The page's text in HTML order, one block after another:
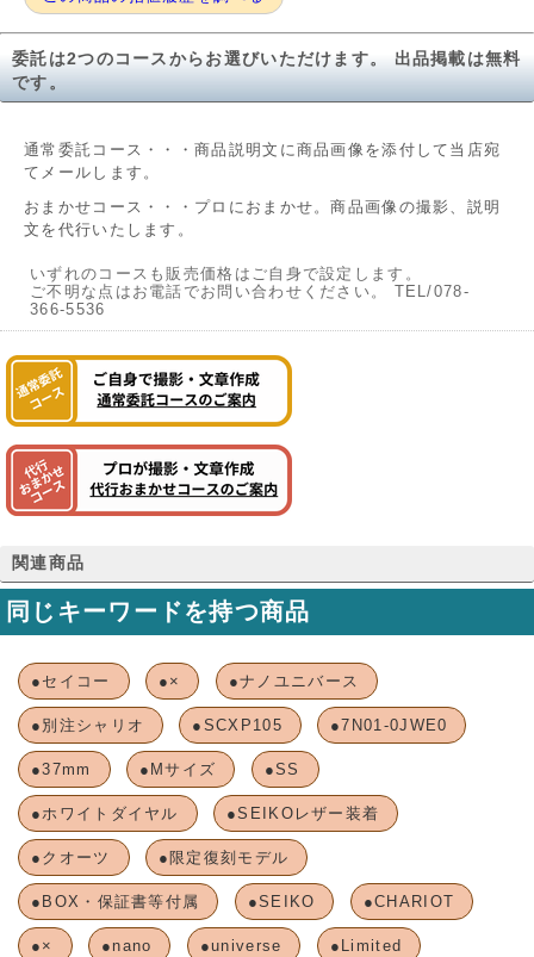
委託は2つのコースからお選びいただけます。 出品掲載は無料
です。
通常委託コース・・・商品説明文に商品画像を添付して当店宛
てメールします。
おまかせコース・・・プロにおまかせ。商品画像の撮影、説明
文を代行いたします。
いずれのコースも販売価格はご自身で設定します。
ご不明な点はお電話でお問い合わせください。 TEL/078-
366-5536
関連商品
同じキーワードを持つ商品
●セイコー ●× ●ナノユニバース
●別注シャリオ ●SCXP105 ●7N01-0JWE0
●37mm ●Mサイズ ●SS
●ホワイトダイヤル ●SEIKOレザー装着
●クオーツ ●限定復刻モデル
●BOX・保証書等付属 ●SEIKO ●CHARIOT
●× ●nano ●universe ●Limited